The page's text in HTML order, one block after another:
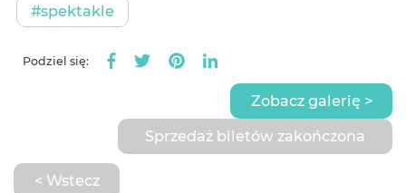
#spektakle
Podziel się:
< Wstecz
Zobacz galerię >
Sprzedaż biletów zakończona